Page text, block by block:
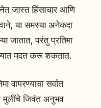
जास्त हिंसाचार आणि
या समस्या अनेकदा
जातात, परंतु प्रतिमा
मदत करू शकतात.
वापरण्याचा सर्वात
मुलींचे जिवंत अनुभव